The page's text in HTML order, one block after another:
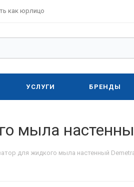
как юрлицо
УСЛУГИ БРЕНДЫ
мыла
для жидкого мыла настенный